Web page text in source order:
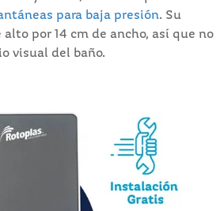
para baja presión. Su
por 14 cm de ancho, así que no
visual del baño.